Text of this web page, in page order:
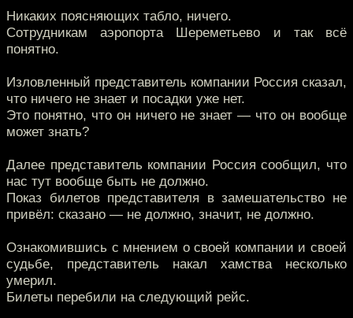
Никаких поясняющих табло, ничего.
Сотрудникам аэропорта Шереметьево и так всё
понятно.
Изловленный представитель компании Россия сказал,
что ничего не знает и посадки уже нет.
Это понятно, что он ничего не знает — что он вообще
может знать?
Далее представитель компании Россия сообщил, что
нас тут вообще быть не должно.
Показ билетов представителя в замешательство не
привёл: сказано — не должно, значит, не должно.
Ознакомившись с мнением о своей компании и своей
судьбе, представитель накал хамства несколько
умерил.
Билеты перебили на следующий рейс.